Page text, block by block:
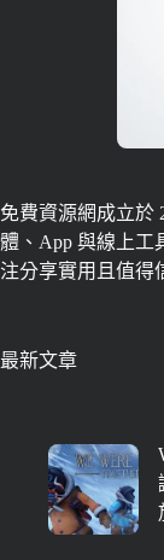
免費資源網成立於
體、App 與線上工
注分享實用且值得
最新文章